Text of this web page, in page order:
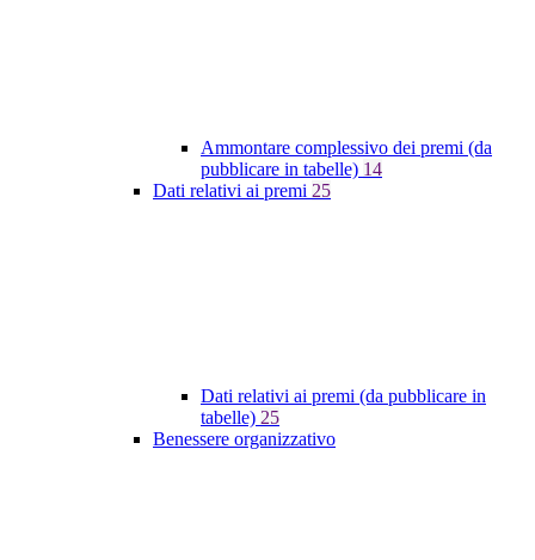
Ammontare complessivo dei premi (da
pubblicare in tabelle) 14
Dati relativi ai premi 25
Dati relativi ai premi (da pubblicare in
tabelle) 25
Benessere organizzativo